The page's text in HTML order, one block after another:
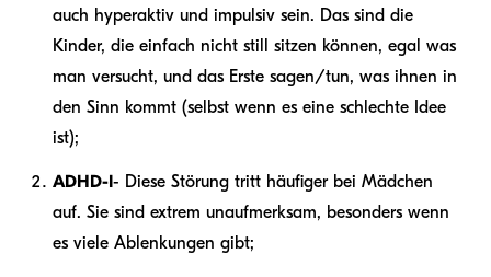
auch hyperaktiv und impulsiv sein. Das sind die
Kinder, die einfach nicht still sitzen können, egal was
man versucht, und das Erste sagen/tun, was ihnen in
den Sinn kommt (selbst wenn es eine schlechte Idee
ist);
ADHD-I- Diese Störung tritt häufiger bei Mädchen
auf. Sie sind extrem unaufmerksam, besonders wenn
es viele Ablenkungen gibt;